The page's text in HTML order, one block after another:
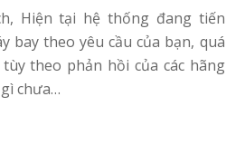
Hiện tại hệ thống đang tiến
bay theo yêu cầu của bạn, quá
theo phản hồi của các hãng
chưa…